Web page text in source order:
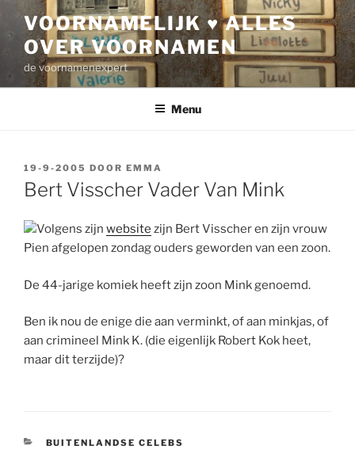
inhoud
VOORNAMELIJK ♥ ALLES
OVER VOORNAMEN
de voornamenexpert
Menu
GEPLAATST
OP
19-9-2005 DOOR EMMA
Bert Visscher Vader Van Mink
Volgens zijn website zijn Bert Visscher en zijn vrouw
Pien afgelopen zondag ouders geworden van een zoon.
De 44-jarige komiek heeft zijn zoon Mink genoemd.
Ben ik nou de enige die aan verminkt, of aan minkjas, of
aan crimineel Mink K. (die eigenlijk Robert Kok heet,
maar dit terzijde)?
CATEGORIEËN
BUITENLANDSE CELEBS